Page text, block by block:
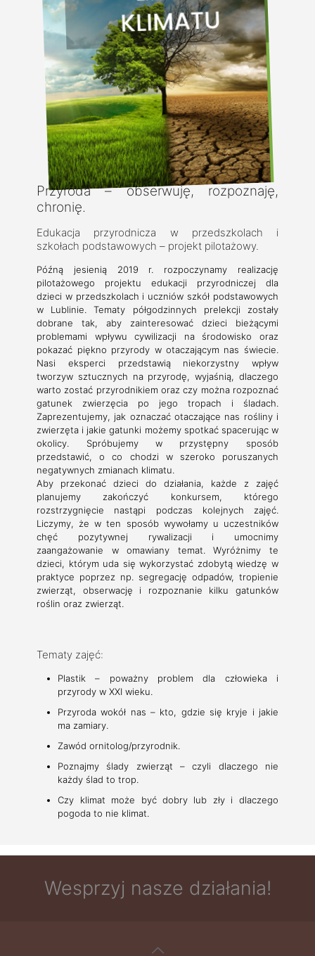
Przyroda – obserwuję, rozpoznaję,
chronię.
Edukacja przyrodnicza w przedszkolach i
szkołach podstawowych – projekt pilotażowy.
Późną jesienią 2019 r. rozpoczynamy realizację
pilotażowego projektu edukacji przyrodniczej dla
dzieci w przedszkolach i uczniów szkół podstawowych
w Lublinie. Tematy półgodzinnych prelekcji zostały
dobrane tak, aby zainteresować dzieci bieżącymi
problemami wpływu cywilizacji na środowisko oraz
pokazać piękno przyrody w otaczającym nas świecie.
Nasi eksperci przedstawią niekorzystny wpływ
tworzyw sztucznych na przyrodę, wyjaśnią, dlaczego
warto zostać przyrodnikiem oraz czy można rozpoznać
gatunek zwierzęcia po jego tropach i śladach.
Zaprezentujemy, jak oznaczać otaczające nas rośliny i
zwierzęta i jakie gatunki możemy spotkać spacerując w
okolicy. Spróbujemy w przystępny sposób
przedstawić, o co chodzi w szeroko poruszanych
negatywnych zmianach klimatu.
Aby przekonać dzieci do działania, każde z zajęć
planujemy zakończyć konkursem, którego
rozstrzygnięcie nastąpi podczas kolejnych zajęć.
Liczymy, że w ten sposób wywołamy u uczestników
chęć pozytywnej rywalizacji i umocnimy
zaangażowanie w omawiany temat. Wyróżnimy te
dzieci, którym uda się wykorzystać zdobytą wiedzę w
praktyce poprzez np. segregację odpadów, tropienie
zwierząt, obserwację i rozpoznanie kilku gatunków
roślin oraz zwierząt.
Tematy zajęć:
Plastik – poważny problem dla człowieka i
przyrody w XXI wieku.
Przyroda wokół nas – kto, gdzie się kryje i jakie
ma zamiary.
Zawód ornitolog/przyrodnik.
Poznajmy ślady zwierząt – czyli dlaczego nie
każdy ślad to trop.
Czy klimat może być dobry lub zły i dlaczego
pogoda to nie klimat.
Wesprzyj nasze działania!